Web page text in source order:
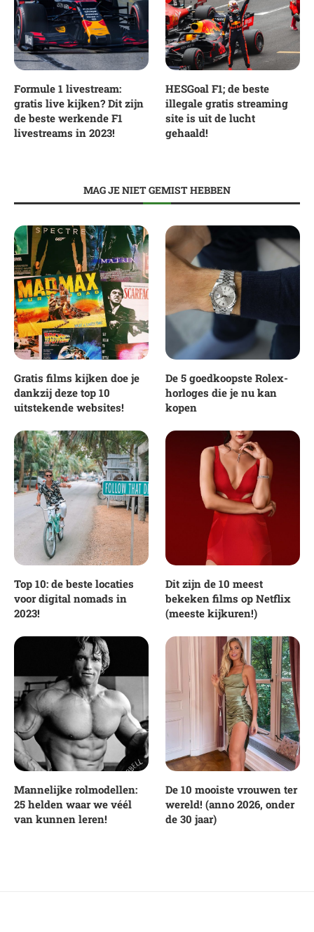
Formule 1 livestream:
gratis live kijken? Dit zijn
de beste werkende F1
livestreams in 2023!
HESGoal F1; de beste
illegale gratis streaming
site is uit de lucht
gehaald!
MAG JE NIET GEMIST HEBBEN
Gratis films kijken doe je
dankzij deze top 10
uitstekende websites!
De 5 goedkoopste Rolex-
horloges die je nu kan
kopen
Top 10: de beste locaties
voor digital nomads in
2023!
Dit zijn de 10 meest
bekeken films op Netflix
(meeste kijkuren!)
Mannelijke rolmodellen:
25 helden waar we véél
van kunnen leren!
De 10 mooiste vrouwen ter
wereld! (anno 2026, onder
de 30 jaar)